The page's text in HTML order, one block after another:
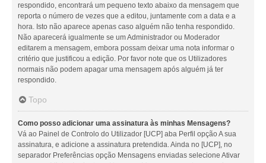
respondido, encontrará um pequeno texto abaixo da mensagem que
reporta o número de vezes que a editou, juntamente com a data e a
hora. Isto não aparece apenas caso alguém não tenha respondido.
Não aparecerá igualmente se um Administrador ou Moderador
editarem a mensagem, embora possam deixar uma nota informar o
critério que justificou a edição. Por favor note que os Utilizadores
normais não podem apagar uma mensagem após alguém já ter
respondido.
Topo
Como posso adicionar uma assinatura às minhas Mensagens?
Vá ao Painel de Controlo do Utilizador [UCP] aba Perfil opção A sua
assinatura, e adicione a assinatura pretendida. Ainda no [UCP], no
separador Preferências opção Mensagens enviadas selecione Ativar